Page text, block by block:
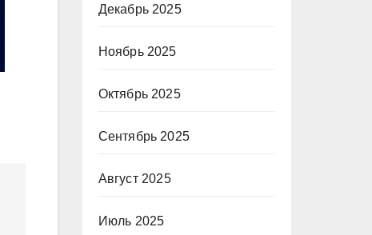
Декабрь 2025
Ноябрь 2025
Октябрь 2025
Сентябрь 2025
Август 2025
Июль 2025